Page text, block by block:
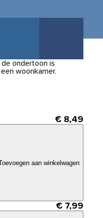
ondertoon is
woonkamer.
€ 8,49
aan winkelwagen
€ 7,99